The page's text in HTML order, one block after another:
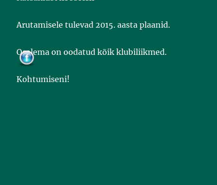
Arutamisele tulevad 2015. aasta plaanid.
Osalema on oodatud kõik klubiliikmed.
Kohtumiseni!